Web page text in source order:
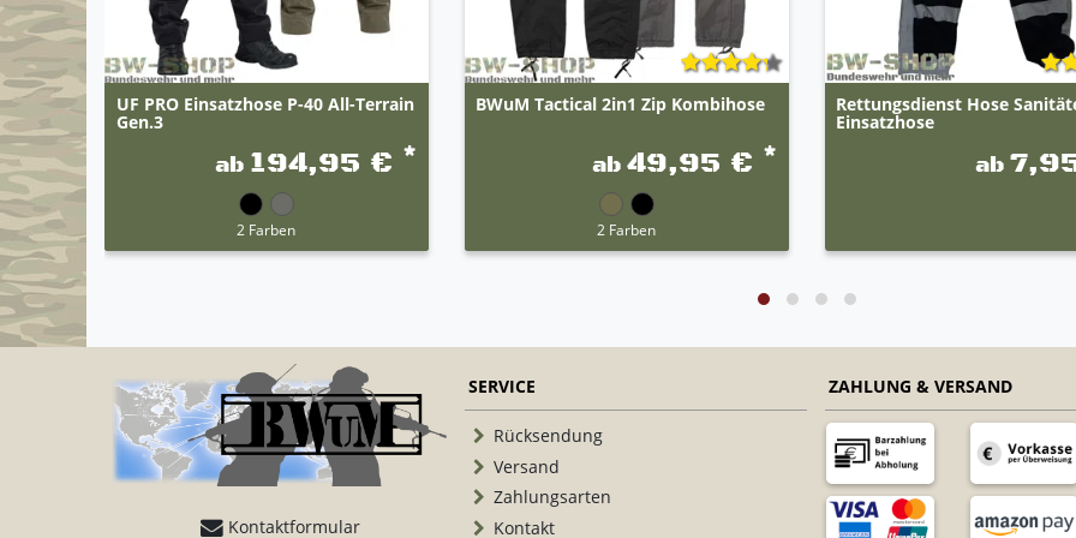
UF PRO Einsatzhose P-40 All-Terrain
Gen.3
ab 194,95 € *
2 Farben
BWuM Tactical 2in1 Zip Kombihose
ab 49,95 € *
2 Farben
Rettungsdienst Hose
Einsatzhose
ab
Kontaktformular
SERVICE
Rücksendung
Versand
Zahlungsarten
Kontakt
ZAHLUNG & VERSAND